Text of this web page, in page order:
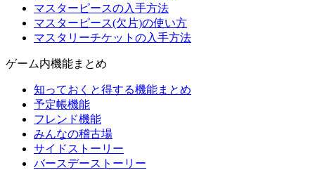
マスターピースの入手方法
マスターピース(欠片)の使い方
マスタリーチケットの入手方法
ゲーム内機能まとめ
知っておくと得する機能まとめ
予定帳機能
フレンド機能
みんなの稽古場
サイドストーリー
バースデーストーリー